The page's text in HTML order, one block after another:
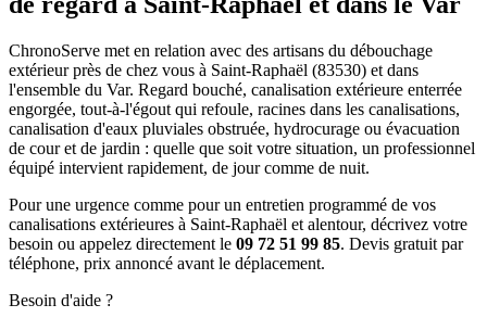
ChronoServe met en relation avec des artisans du débouchage
extérieur près de chez vous à Saint-Raphaël (83530) et dans
l'ensemble du Var. Regard bouché, canalisation extérieure enterrée
engorgée, tout-à-l'égout qui refoule, racines dans les canalisations,
canalisation d'eaux pluviales obstruée, hydrocurage ou évacuation
de cour et de jardin : quelle que soit votre situation, un professionnel
équipé intervient rapidement, de jour comme de nuit.
Pour une urgence comme pour un entretien programmé de vos
canalisations extérieures à Saint-Raphaël et alentour, décrivez votre
besoin ou appelez directement le 09 72 51 99 85. Devis gratuit par
téléphone, prix annoncé avant le déplacement.
Besoin d'aide ?